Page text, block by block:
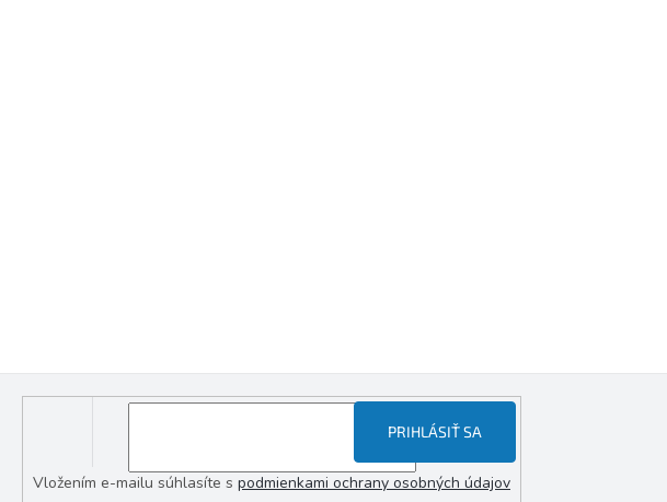
Vložením e-mailu súhlasíte s podmienkami ochrany osobných údajov
PRIHLÁSIŤ SA